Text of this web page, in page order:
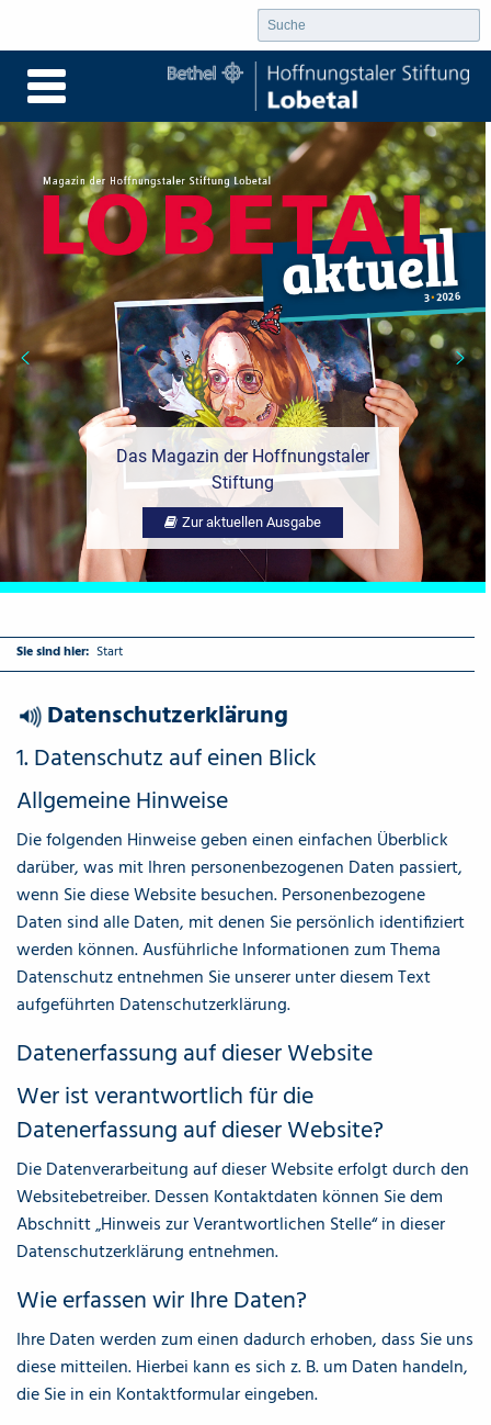
Was ist "Demokratie stärken"?
Mehr Info's
Sie sind hier: Start
{Play}Datenschutzerklärung
1. Datenschutz auf einen Blick
Allgemeine Hinweise
Die folgenden Hinweise geben einen einfachen Überblick
darüber, was mit Ihren personenbezogenen Daten passiert,
wenn Sie diese Website besuchen. Personenbezogene
Daten sind alle Daten, mit denen Sie persönlich identifiziert
werden können. Ausführliche Informationen zum Thema
Datenschutz entnehmen Sie unserer unter diesem Text
aufgeführten Datenschutzerklärung.
Datenerfassung auf dieser Website
Wer ist verantwortlich für die
Datenerfassung auf dieser Website?
Die Datenverarbeitung auf dieser Website erfolgt durch den
Websitebetreiber. Dessen Kontaktdaten können Sie dem
Abschnitt „Hinweis zur Verantwortlichen Stelle“ in dieser
Datenschutzerklärung entnehmen.
Wie erfassen wir Ihre Daten?
Ihre Daten werden zum einen dadurch erhoben, dass Sie uns
diese mitteilen. Hierbei kann es sich z. B. um Daten handeln,
die Sie in ein Kontaktformular eingeben.